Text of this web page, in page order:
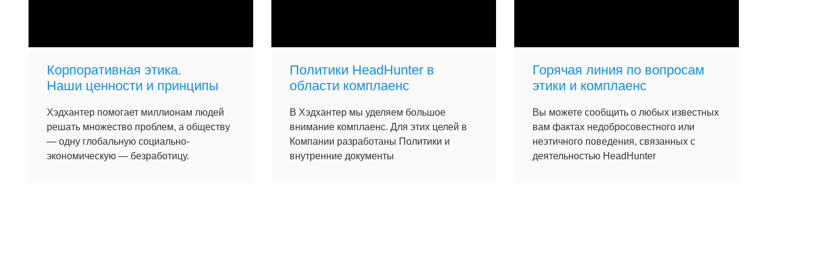
Корпоративная этика.
Наши ценности и принципы
Хэдхантер помогает миллионам людей
решать множество проблем, а обществу
— одну глобальную социально-
экономическую — безработицу.
Политики HeadHunter в
области комплаенс
В Хэдхантер мы уделяем большое
внимание комплаенс. Для этих целей в
Компании разработаны Политики и
внутренние документы
Горячая линия по вопросам
этики и комплаенс
Вы можете сообщить о любых известных
вам фактах недобросовестного или
неэтичного поведения, связанных с
деятельностью HeadHunter